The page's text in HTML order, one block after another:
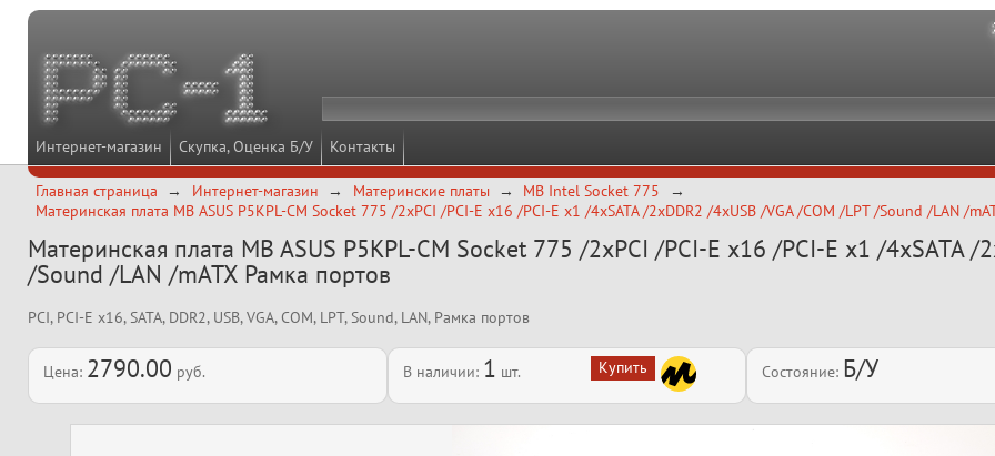
Интернет-магазин Скупка, Оценка Б/У Контакты
Главная страница Интернет-магазин Материнские платы
MB Intel Socket 775
Материнская плата MB ASUS P5KPL-CM Socket 775 /2xPCI /PCI-E x16 /PCI-E x1 /4xSATA /2xDDR2 /4xUSB /VGA /COM /LPT /Sound /LAN /
Материнская плата MB ASUS P5KPL-CM Socket 775 /2xPCI /PCI-E x16 /PCI-E x1 /4xSATA /
/Sound /LAN /mATX Рамка портов
PCI, PCI-E x16, SATA, DDR2, USB, VGA, COM, LPT, Sound, LAN, Рамка портов
Цена: 2790.00 руб. В наличии: 1 шт. Состояние: Б/У